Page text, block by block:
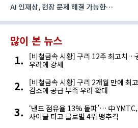
AI 인재상, 현장 문제 해결 가능한
많이 본 뉴스
[비철금속 시황] 구리 12주 최고치…
우려에 강세
[비철금속 시황] 구리 2개월 만에 최
감소에 공급 부족 우려 확대
‘낸드 점유율 13% 돌파’… 中
사이클 타고 글로벌 4위 맹추격